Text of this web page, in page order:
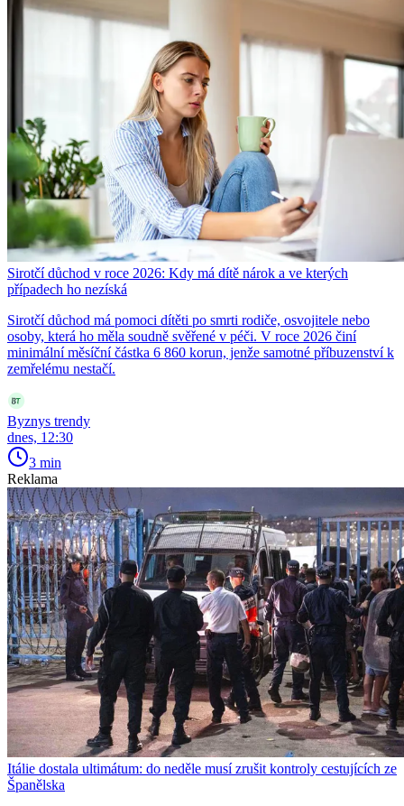
Sirotčí důchod v roce 2026: Kdy má dítě nárok a ve kterých
případech ho nezíská
Sirotčí důchod má pomoci dítěti po smrti rodiče, osvojitele nebo
osoby, která ho měla soudně svěřené v péči. V roce 2026 činí
minimální měsíční částka 6 860 korun, jenže samotné příbuzenství k
zemřelému nestačí.
Byznys trendy
dnes, 12:30
3 min
Reklama
Itálie dostala ultimátum: do neděle musí zrušit kontroly cestujících ze
Španělska